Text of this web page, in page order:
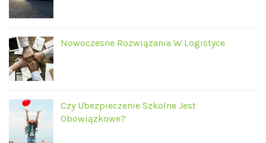
Nowoczesne Rozwiązania W Logistyce
Czy Ubezpieczenie Szkolne Jest
Obowiązkowe?